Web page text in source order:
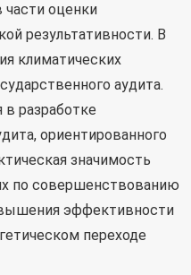
части оценки
результативности. В
климатических
аудита.
в разработке
ориентированного
значимость
по совершенствованию
эффективности
переходе